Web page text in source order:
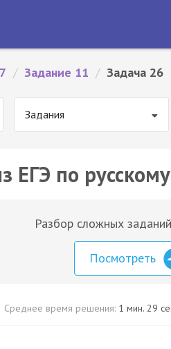
/ Задание 11 / Задача 26
Задания
ЕГЭ по
Разбор сложных
Посмотреть
Среднее время решения: 1 мин. 29